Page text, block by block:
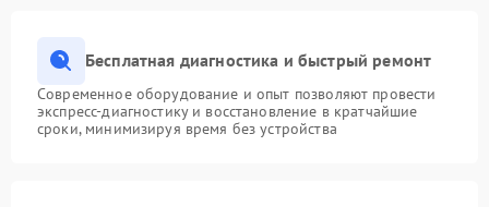
Бесплатная диагностика и быстрый ремонт
Современное оборудование и опыт позволяют провести
экспресс-диагностику и восстановление в кратчайшие
сроки, минимизируя время без устройства